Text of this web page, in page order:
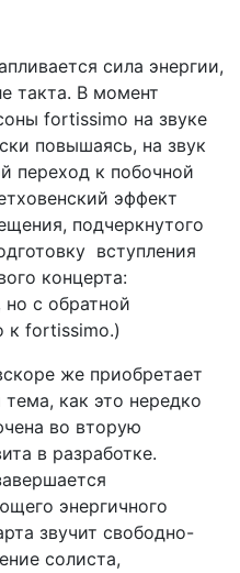
сила энергии,
такта. В момент
fortissimo на звуке
повышаясь, на звук
переход к побочной
эффект
подчеркнутого
вступления
концерта:
с обратной
к fortissimo.)
же приобретает
как это нередко
во вторую
в разработке.
энергичного
звучит свободно-
солиста,